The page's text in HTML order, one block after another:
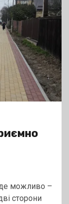
де можливо –
сторони